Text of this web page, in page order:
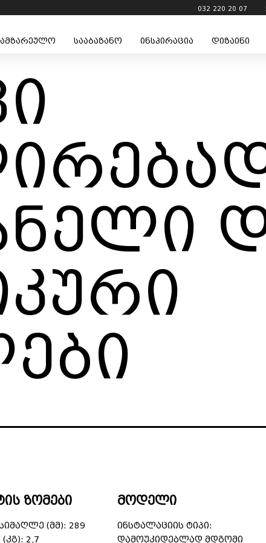
032 220 20 07
სააბაზანო ინსპირაცია დიზაინი
ზომები
(მმ): 289
2,7
მოდელი
ინსტალაციის ტიპი:
დამოუკიდებლად მდგომი